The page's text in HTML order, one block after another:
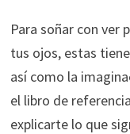
Para soñar con ver
tus ojos, estas
así como la
el libro de
explicarte lo que